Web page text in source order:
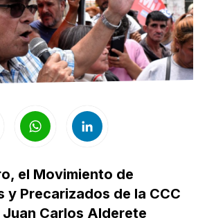
el Movimiento de
y Precarizados de la CCC
Carlos Alderete